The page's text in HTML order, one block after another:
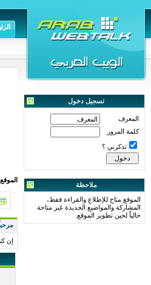
تسجيل دخول
المعرف
كلمة المرور
تذكرني ؟
ملاحظة
الموقع متاح للإطلاع والقراءة فقط،
المشاركة والمواضيع الجديدة غير متاحة
حالياً لحين تطوير الموقع.
إن